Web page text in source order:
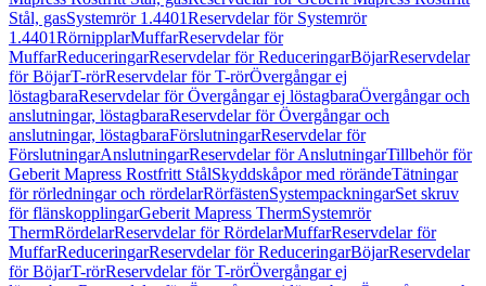
Stål, gasSystemrör 1.4401Reservdelar för Systemrör
1.4401RörnipplarMuffarReservdelar för
MuffarReduceringarReservdelar för ReduceringarBöjarReservdelar
för BöjarT-rörReservdelar för T-rörÖvergångar ej
löstagbaraReservdelar för Övergångar ej löstagbaraÖvergångar och
anslutningar, löstagbaraReservdelar för Övergångar och
anslutningar, löstagbaraFörslutningarReservdelar för
FörslutningarAnslutningarReservdelar för AnslutningarTillbehör för
Geberit Mapress Rostfritt StålSkyddskåpor med rörändeTätningar
för rörledningar och rördelarRörfästenSystempackningarSet skruv
för flänskopplingarGeberit Mapress ThermSystemrör
ThermRördelarReservdelar för RördelarMuffarReservdelar för
MuffarReduceringarReservdelar för ReduceringarBöjarReservdelar
för BöjarT-rörReservdelar för T-rörÖvergångar ej